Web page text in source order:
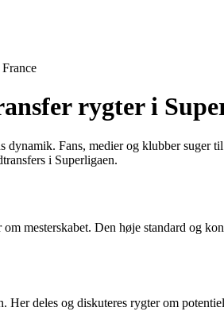
rygter i
Fans, medier og klubber
i Superligaen.
mesterskabet. Den høje standard og
deles og diskuteres rygter om